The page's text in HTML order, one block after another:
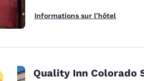
Informations sur l’hôtel
Quality Inn Colorado